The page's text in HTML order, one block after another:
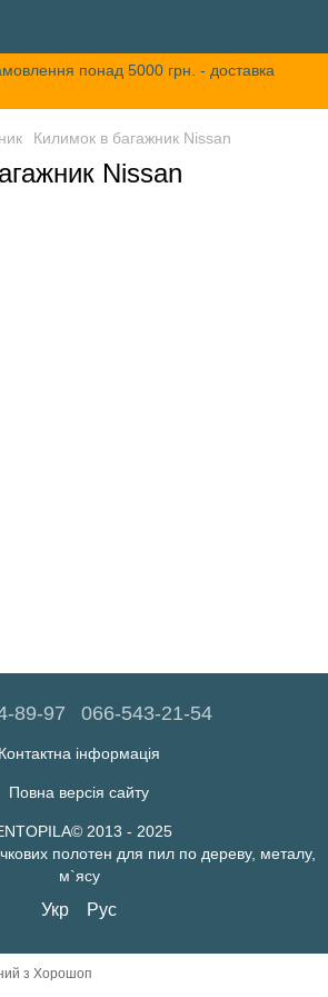
понад 5000 грн. - доставка
Килимок в багажник Nissan
Nissan
89-97 066-543-21-54
Контактна інформація
Повна версія сайту
2013 - 2025
полотен для пил по дереву, металу,
м`ясу
Укр Рус
з Хорошоп